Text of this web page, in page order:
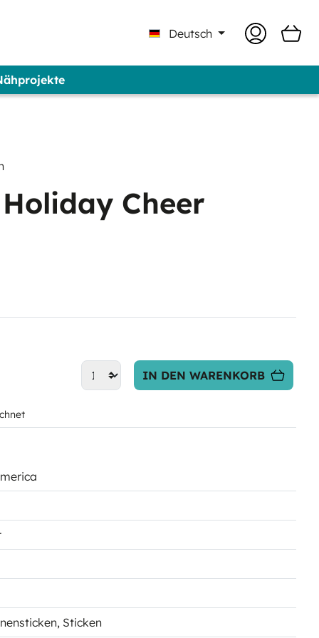
Deutsch
Cheer
IN DEN WARENKORB
, Sticken